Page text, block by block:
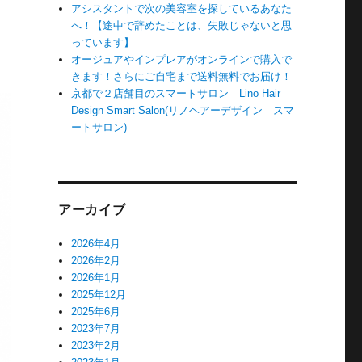
アシスタントで次の美容室を探しているあなた
へ！【途中で辞めたことは、失敗じゃないと思
っています】
オージュアやインプレアがオンラインで購入で
きます！さらにご自宅まで送料無料でお届け！
京都で２店舗目のスマートサロン Lino Hair
Design Smart Salon(リノヘアーデザイン スマ
ートサロン)
アーカイブ
2026年4月
2026年2月
2026年1月
2025年12月
2025年6月
2023年7月
2023年2月